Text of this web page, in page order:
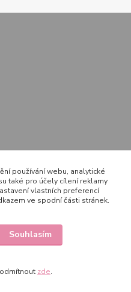
používání webu, analytické
také pro účely cílení reklamy
vlastních preferencí
ve spodní části stránek.
Souhlasím
zde.